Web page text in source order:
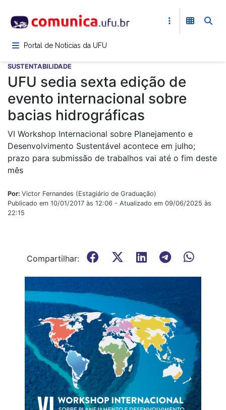
para
conteúdoPortal de Notícias da UFU
SUSTENTABILIDADE
UFU sedia sexta edição de
evento internacional sobre
bacias hidrográficas
VI Workshop Internacional sobre Planejamento e
Desenvolvimento Sustentável acontece em julho;
prazo para submissão de trabalhos vai até o fim deste
mês
Por: Victor Fernandes (Estagiário de Graduação)
Publicado em 10/01/2017 às 12:06 - Atualizado em 09/06/2025 às
22:15
Compartilhar: